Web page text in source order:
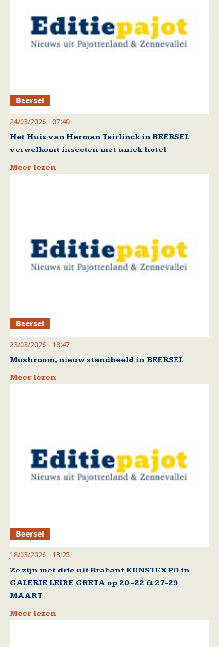
Beersel
24/03/2026 - 07:40
Het Huis van Herman Teirlinck in BEERSEL
verwelkomt insecten met uniek hotel
Meer lezen
Beersel
23/03/2026 - 18:47
Mushroom, nieuw standbeeld in BEERSEL
Meer lezen
Beersel
18/03/2026 - 13:25
Ze zijn met drie uit Brabant KUNSTEXPO in
GALERIE LEIRE GRETA op 20 -22 & 27-29
MAART
Meer lezen